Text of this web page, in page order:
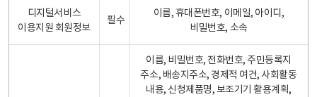
디지털서비스
이용지원 회원정보
필수
이름, 휴대폰번호, 이메일, 아이디,
비밀번호, 소속
이름, 비밀번호, 전화번호, 주민등록지
주소, 배송지주소, 경제적 여건, 사회활동
내용, 신청제품명, 보조기기 활용계획,